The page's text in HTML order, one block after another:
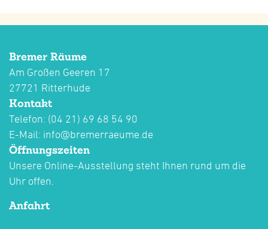
Bremer Räume
Am Großen Geeren 17
27721 Ritterhude
Kontakt
Telefon: (04 21) 69 68 54 90
E-Mail: info@bremerraeume.de
Öffnungszeiten
Unsere Online-Ausstellung steht Ihnen rund um die
Uhr offen.
Anfahrt